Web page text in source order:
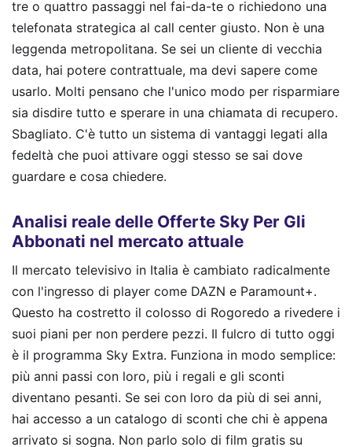
tre o quattro passaggi nel fai-da-te o richiedono una
telefonata strategica al call center giusto. Non è una
leggenda metropolitana. Se sei un cliente di vecchia
data, hai potere contrattuale, ma devi sapere come
usarlo. Molti pensano che l'unico modo per risparmiare
sia disdire tutto e sperare in una chiamata di recupero.
Sbagliato. C'è tutto un sistema di vantaggi legati alla
fedeltà che puoi attivare oggi stesso se sai dove
guardare e cosa chiedere.
Analisi reale delle Offerte Sky Per Gli
Abbonati nel mercato attuale
Il mercato televisivo in Italia è cambiato radicalmente
con l'ingresso di player come DAZN e Paramount+.
Questo ha costretto il colosso di Rogoredo a rivedere i
suoi piani per non perdere pezzi. Il fulcro di tutto oggi
è il programma Sky Extra. Funziona in modo semplice:
più anni passi con loro, più i regali e gli sconti
diventano pesanti. Se sei con loro da più di sei anni,
hai accesso a un catalogo di sconti che chi è appena
arrivato si sogna. Non parlo solo di film gratis su